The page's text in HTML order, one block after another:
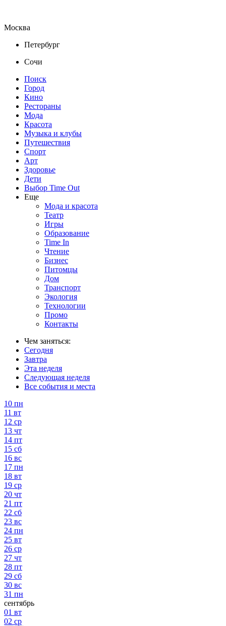
Москва
Петербург
Сочи
Поиск
Город
Кино
Рестораны
Мода
Красота
Музыка и клубы
Путешествия
Спорт
Арт
Здоровье
Дети
Выбор Time Out
Еще
Мода и красота
Театр
Игры
Образование
Time In
Чтение
Бизнес
Питомцы
Дом
Транспорт
Экология
Технологии
Промо
Контакты
Чем заняться:
Сегодня
Завтра
Эта неделя
Следующая неделя
Все события и места
10 пн
11 вт
12 ср
13 чт
14 пт
15 сб
16 вс
17 пн
18 вт
19 ср
20 чт
21 пт
22 сб
23 вс
24 пн
25 вт
26 ср
27 чт
28 пт
29 сб
30 вс
31 пн
сентябрь
01 вт
02 ср